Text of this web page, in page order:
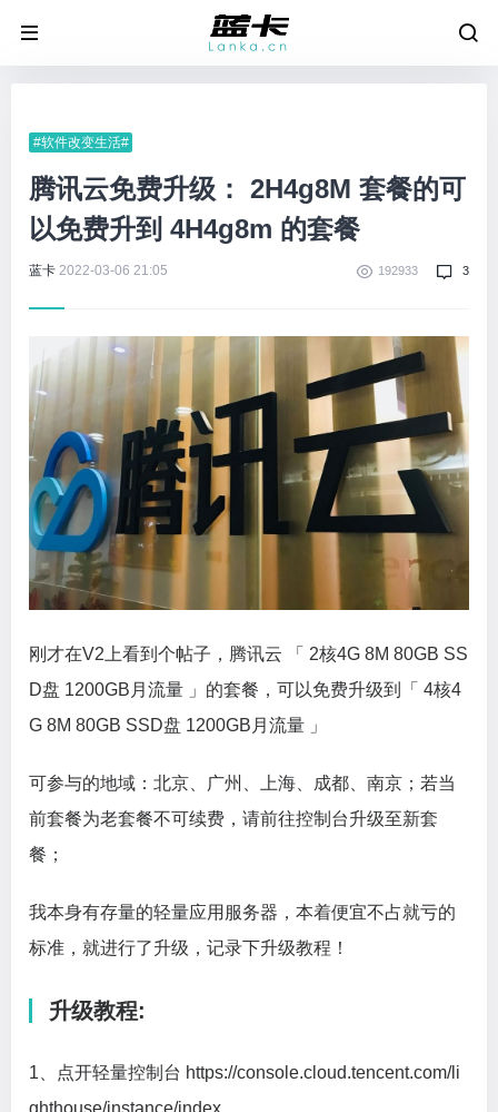
#软件改变生活#
腾讯云免费升级： 2H4g8M 套餐的可
以免费升到 4H4g8m 的套餐
蓝卡 2022-03-06 21:05 192933 3
刚才在V2上看到个帖子，腾讯云 「 2核4G 8M 80GB SS
D盘 1200GB月流量 」的套餐，可以免费升级到「 4核4
G 8M 80GB SSD盘 1200GB月流量 」
可参与的地域：北京、广州、上海、成都、南京；若当
前套餐为老套餐不可续费，请前往控制台升级至新套
餐；
我本身有存量的轻量应用服务器，本着便宜不占就亏的
标准，就进行了升级，记录下升级教程！
升级教程:
1、点开轻量控制台 https://console.cloud.tencent.com/li
ghthouse/instance/index